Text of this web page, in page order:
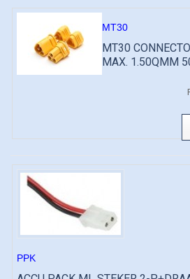
MT30
MT30
MAX. 1.50QMM
PPK